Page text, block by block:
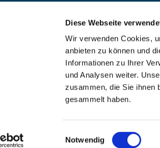
Diese Webseite
Wir verwenden Cookies,
anbieten zu können und
Informationen zu Ihrer
und Analysen weiter.
zusammen, die Sie ihnen
gesammelt haben.
Einwilligungsauswahl
Notwendig


